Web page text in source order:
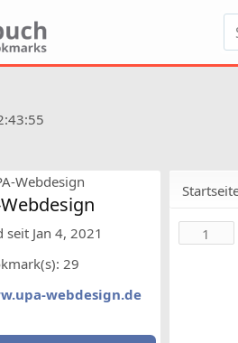
Jan 4, 2021
29
webdesign.de
1